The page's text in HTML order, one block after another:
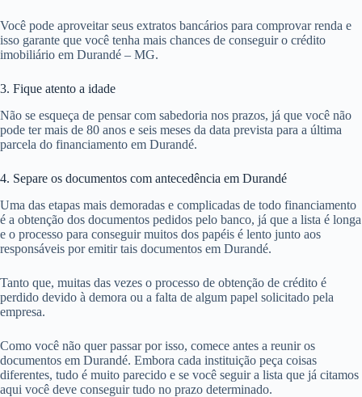
Você pode aproveitar seus extratos bancários para comprovar renda e
isso garante que você tenha mais chances de conseguir o crédito
imobiliário em Durandé – MG.
3. Fique atento a idade
Não se esqueça de pensar com sabedoria nos prazos, já que você não
pode ter mais de 80 anos e seis meses da data prevista para a última
parcela do financiamento em Durandé.
4. Separe os documentos com antecedência em Durandé
Uma das etapas mais demoradas e complicadas de todo financiamento
é a obtenção dos documentos pedidos pelo banco, já que a lista é longa
e o processo para conseguir muitos dos papéis é lento junto aos
responsáveis por emitir tais documentos em Durandé.
Tanto que, muitas das vezes o processo de obtenção de crédito é
perdido devido à demora ou a falta de algum papel solicitado pela
empresa.
Como você não quer passar por isso, comece antes a reunir os
documentos em Durandé. Embora cada instituição peça coisas
diferentes, tudo é muito parecido e se você seguir a lista que já citamos
aqui você deve conseguir tudo no prazo determinado.